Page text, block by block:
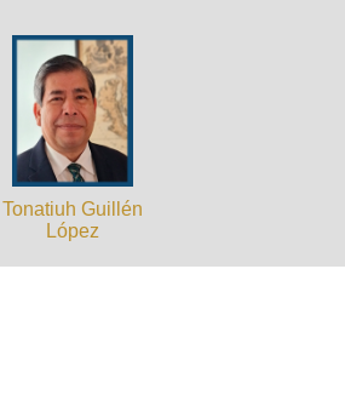
Tonatiuh Guillén
López